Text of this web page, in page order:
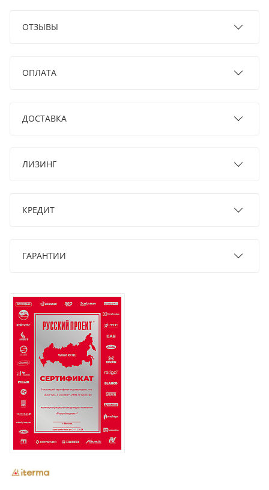
ОТЗЫВЫ
ОПЛАТА
ДОСТАВКА
ЛИЗИНГ
КРЕДИТ
ГАРАНТИИ